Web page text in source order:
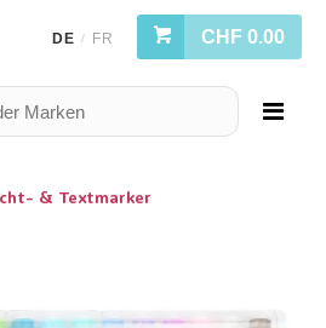
DE / FR CHF 0.00
& Textmarker